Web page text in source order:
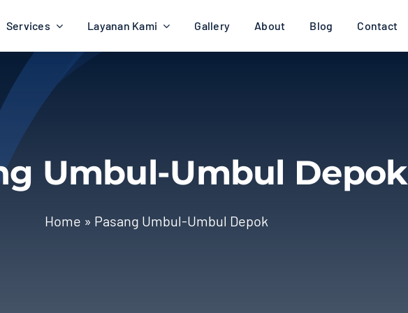
Services Layanan Kami Gallery About Blog Contact
Umbul-Umbul Depok
Home » Pasang Umbul-Umbul Depok